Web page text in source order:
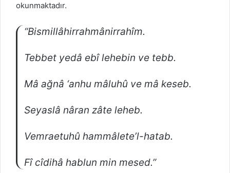
okunmaktadır.
“Bismillâhirrahmânirrahîm.
Tebbet yedâ ebî lehebin ve tebb.
Mâ ağnâ ‘anhu mâluhû ve mâ keseb.
Seyaslâ nâran zâte leheb.
Vemraetuhû hammâlete’l-hatab.
Fî cîdihâ hablun min mesed.”